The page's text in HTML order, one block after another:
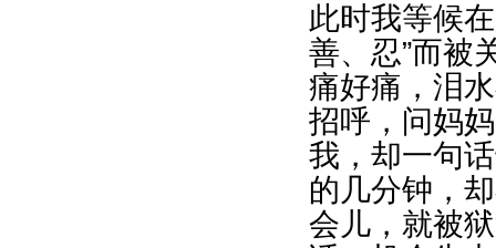
此时我等候
善、忍”而被
痛好痛，泪
招呼，问妈
我，却一句
的几分钟，
会儿，就被